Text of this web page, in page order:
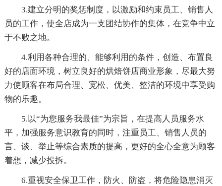
3.建立分明的奖惩制度，以激励和约束员工、销售人
员的工作，使全店成为一支团结协作的集体，在竞争中立
于不败之地。
4.利用各种合理的、能够利用的条件，创造、布置良
好的店面环境，树立良好的烘焙饼店商业形象，尽最大努
力使顾客在布局合理、宽松、优美、整洁的环境中享受购
物的乐趣。
5.以“为您服务我最佳”为宗旨，在提高人员服务水
平，加强服务意识教育的同时，注重员工、销售人员的
言、谈、举止等综合素质的提高，更好的全心全意为顾客
着想，减少投拆。
6.重视安全保卫工作，防火、防盗，将危险隐患消灭